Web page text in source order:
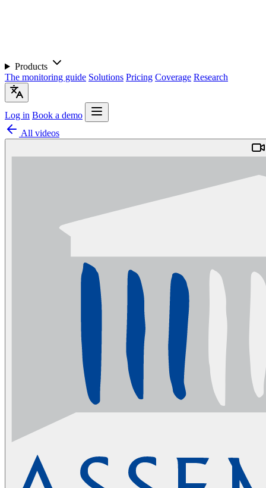
Products
The monitoring guide Solutions Pricing Coverage Research
Log in Book a demo
All videos